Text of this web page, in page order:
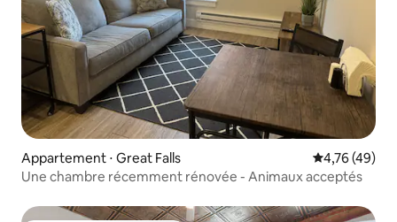
Appartement ⋅ Great Falls Évaluation
4,76 (49)
Une chambre récemment rénovée - Animaux acceptés